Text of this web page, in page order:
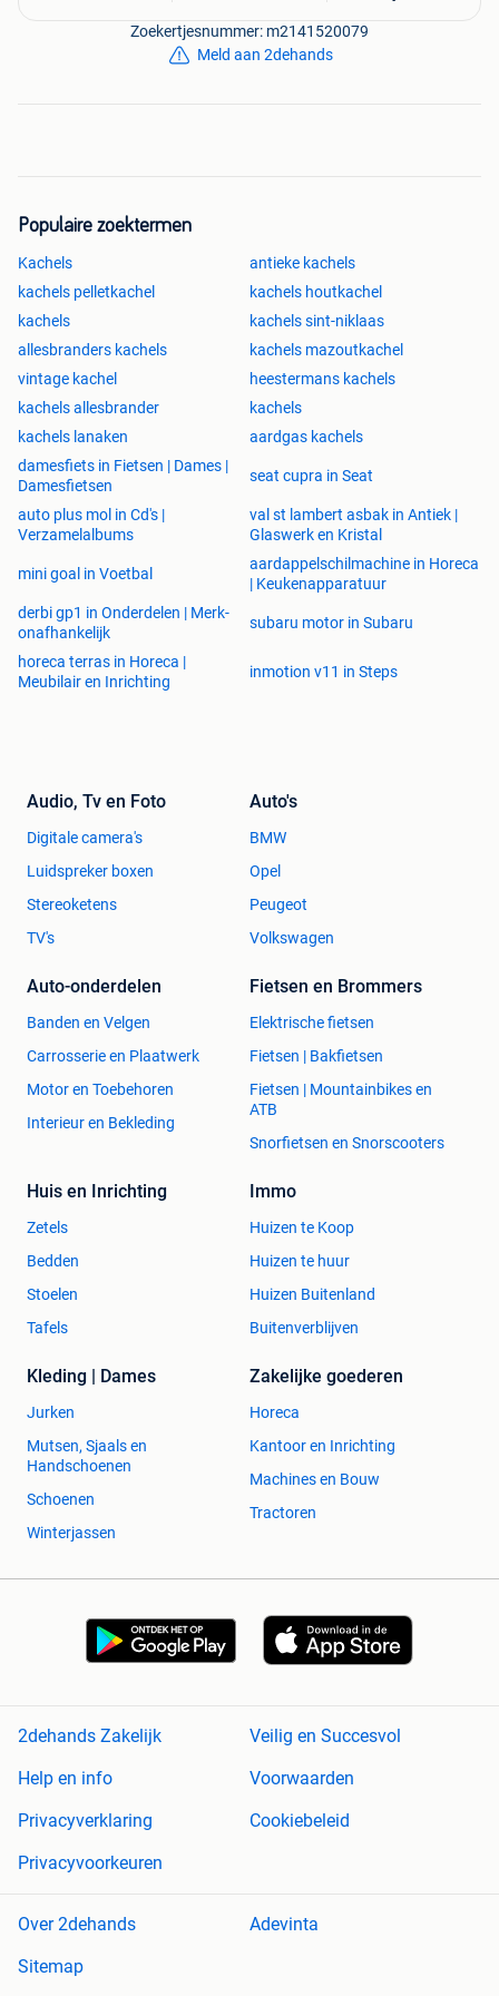
huis, serre, aanbouw, mancave of zelfs in boten zijn onze
klassieke kachels een charmante aankleding.
Zoekertjesnummer: m2141520079
Meld aan 2dehands
Populaire zoektermen
Kachels
antieke kachels
kachels pelletkachel
kachels houtkachel
kachels
kachels sint-niklaas
allesbranders kachels
kachels mazoutkachel
vintage kachel
heestermans kachels
kachels allesbrander
kachels
kachels lanaken
aardgas kachels
damesfiets in Fietsen | Dames |
Damesfietsen
seat cupra in Seat
auto plus mol in Cd's |
Verzamelalbums
val st lambert asbak in Antiek |
Glaswerk en Kristal
mini goal in Voetbal
aardappelschilmachine in Horeca
| Keukenapparatuur
derbi gp1 in Onderdelen | Merk-
onafhankelijk
subaru motor in Subaru
horeca terras in Horeca |
Meubilair en Inrichting
inmotion v11 in Steps
Audio, Tv en Foto
Digitale camera's
Luidspreker boxen
Stereoketens
TV's
Auto's
BMW
Opel
Peugeot
Volkswagen
Auto-onderdelen
Banden en Velgen
Carrosserie en Plaatwerk
Motor en Toebehoren
Interieur en Bekleding
Fietsen en Brommers
Elektrische fietsen
Fietsen | Bakfietsen
Fietsen | Mountainbikes en
ATB
Snorfietsen en Snorscooters
Huis en Inrichting
Zetels
Bedden
Stoelen
Tafels
Immo
Huizen te Koop
Huizen te huur
Huizen Buitenland
Buitenverblijven
Kleding | Dames
Jurken
Mutsen, Sjaals en
Handschoenen
Schoenen
Winterjassen
Zakelijke goederen
Horeca
Kantoor en Inrichting
Machines en Bouw
Tractoren
2dehands Zakelijk
Veilig en Succesvol
Help en info
Voorwaarden
Privacyverklaring
Cookiebeleid
Privacyvoorkeuren
Over 2dehands
Adevinta
Sitemap